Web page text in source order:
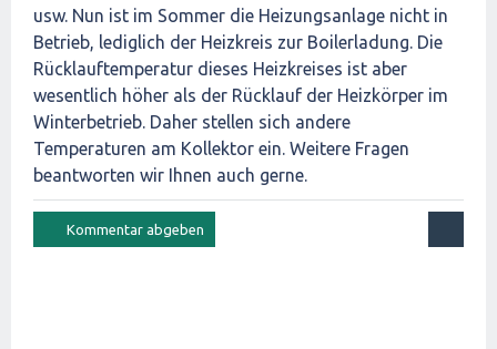
usw. Nun ist im Sommer die Heizungsanlage nicht in
Betrieb, lediglich der Heizkreis zur Boilerladung. Die
Rücklauftemperatur dieses Heizkreises ist aber
wesentlich höher als der Rücklauf der Heizkörper im
Winterbetrieb. Daher stellen sich andere
Temperaturen am Kollektor ein. Weitere Fragen
beantworten wir Ihnen auch gerne.